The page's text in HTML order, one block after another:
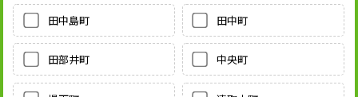
田中島町 田中町
田部井町 中央町